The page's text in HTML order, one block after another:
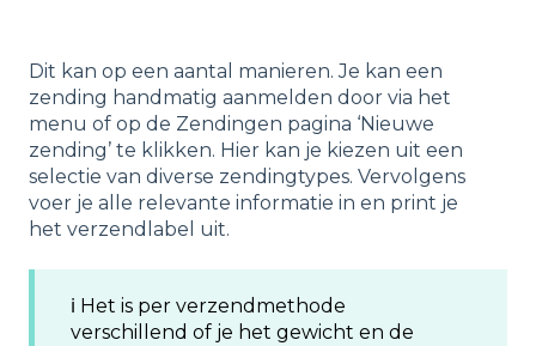
Dit kan op een aantal manieren. Je kan een
zending handmatig aanmelden door via het
menu of op de Zendingen pagina ‘Nieuwe
zending’ te klikken. Hier kan je kiezen uit een
selectie van diverse zendingtypes. Vervolgens
voer je alle relevante informatie in en print je
het verzendlabel uit.
ℹ️ Het is per verzendmethode
verschillend of je het gewicht en de